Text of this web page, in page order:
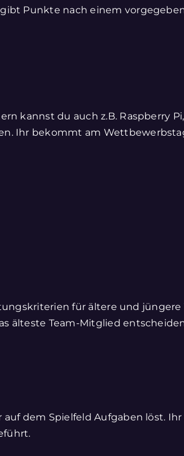
Punkte nach einem
kannst du auch z.B. Raspberry
Ihr bekommt am
für ältere und jüngere
älteste Team-Mitglied
dem Spielfeld Aufgaben löst.